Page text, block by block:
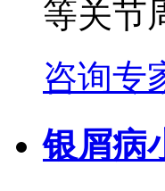
等关节
咨询专
银屑病